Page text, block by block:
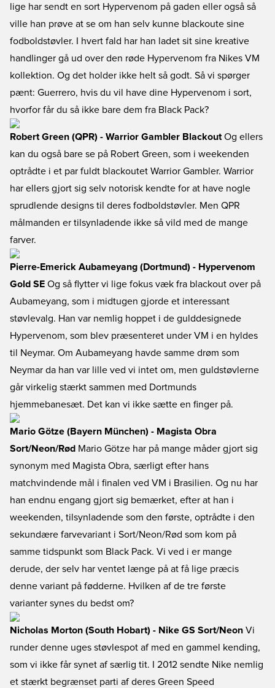
lige har sendt en sort Hypervenom på gaden eller også så
ville han prøve at se om han selv kunne blackoute sine
fodboldstøvler. I hvert fald har han ladet sit sine kreative
handlinger gå ud over den røde Hypervenom fra Nikes VM
kollektion. Og det holder ikke helt så godt. Så vi spørger
pænt: Guerrero, hvis du vil have dine Hypervenom i sort,
hvorfor får du så ikke bare dem fra Black Pack?
Robert Green (QPR) - Warrior Gambler Blackout Og ellers
kan du også bare se på Robert Green, som i weekenden
optrådte i et par fuldt blackoutet Warrior Gambler. Warrior
har ellers gjort sig selv notorisk kendte for at have nogle
sprudlende designs til deres fodboldstøvler. Men QPR
målmanden er tilsynladende ikke så vild med de mange
farver.
Pierre-Emerick Aubameyang (Dortmund) - Hypervenom
Gold SE Og så flytter vi lige fokus væk fra blackout over på
Aubameyang, som i midtugen gjorde et interessant
støvlevalg. Han var nemlig hoppet i de gulddesignede
Hypervenom, som blev præsenteret under VM i en hyldes
til Neymar. Om Aubameyang havde samme drøm som
Neymar da han var lille ved vi intet om, men guldstøvlerne
går virkelig stærkt sammen med Dortmunds
hjemmebanesæt. Det kan vi ikke sætte en finger på.
Mario Götze (Bayern München) - Magista Obra
Sort/Neon/Rød Mario Götze har på mange måder gjort sig
synonym med Magista Obra, særligt efter hans
matchvindende mål i finalen ved VM i Brasilien. Og nu har
han endnu engang gjort sig bemærket, efter at han i
weekenden, tilsynladende som den første, optrådte i den
sekundære farvevariant i Sort/Neon/Rød som kom på
samme tidspunkt som Black Pack. Vi ved i er mange
derude, der selv har ventet længe på at få lige præcis
denne variant på fødderne. Hvilken af de tre første
varianter synes du bedst om?
Nicholas Morton (South Hobart) - Nike GS Sort/Neon Vi
runder denne uges støvlespot af med en gammel kending,
som vi ikke får synet af særlig tit. I 2012 sendte Nike nemlig
et stærkt begrænset parti af deres Green Speed